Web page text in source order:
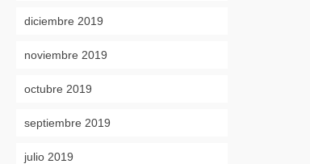
diciembre 2019
noviembre 2019
octubre 2019
septiembre 2019
julio 2019